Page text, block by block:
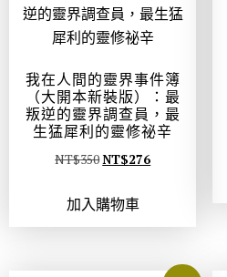
我在人間的靈界事件簿
（大開本新裝版）：最
叛逆的靈界調查員，最
生猛犀利的靈修祕辛
NT$350NT$276
加入購物車